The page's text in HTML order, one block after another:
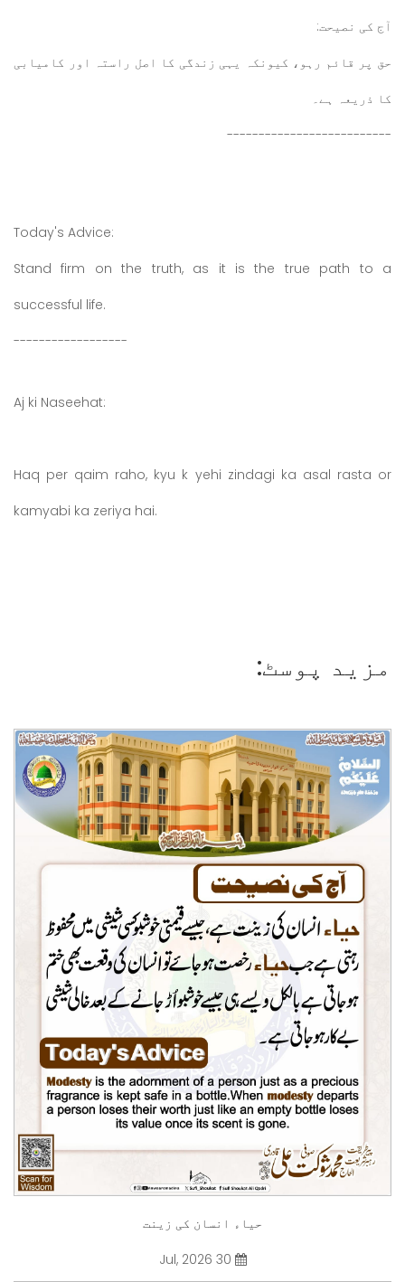
آج کی نصیحت:
حق پر قائم رہو، کیونکہ یہی زندگی کا اصل راستہ اور کامیابی
کا ذریعہ ہے۔
--------------------------
Today's Advice:
Stand firm on the truth, as it is the true path to a
successful life.
------------------
Aj ki Naseehat:
Haq per qaim raho, kyu k yehi zindagi ka asal rasta or
kamyabi ka zeriya hai.
مزید پوسٹ:
حیاء انسان کی زینت